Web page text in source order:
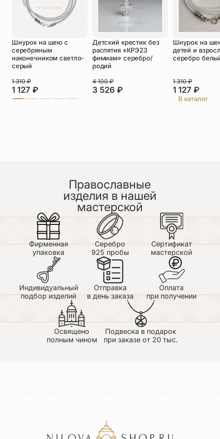
Оставить отзыв
Подтверждаю свое согласие с
политикой конфиденциальностии даю
согласие на обработку персональных
данных
Пока нет отзывов. Будьте первым!
Шнурок на шею с
серебряным
наконечником светло-
серый
1 127 ₽
1 310₽
Детский крестик без
распятия «КРЭ23
фимиам» серебро/
родий
3 526 ₽
4 100₽
Шнурок на
детей и
серебро
1 127 ₽
1 310₽
В каталог
Православные
изделия в нашей
мастерской
Фирменная
упаковка
Серебро
925 пробы
Сертификат
мастерской
Индивидуальный
подбор изделий
Отправка
в день заказа
Оплата
при получении
Освящено
полным чином
Подвеска в подарок
при заказе от 20 тыс.